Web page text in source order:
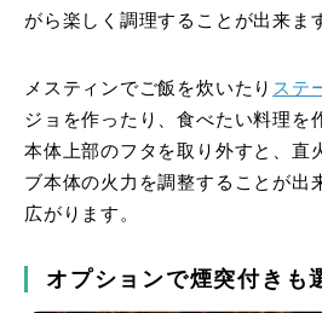
がら楽しく調理することが出来ま
メスティンでご飯を炊いたり ステ
ジョを作ったり、食べたい料理を
本体上部のフタを取り外すと、直
ブ本体の火力を調整することが出
広がります。
オプションで煙突付きも